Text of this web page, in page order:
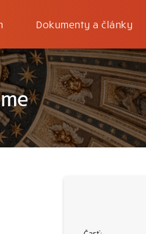
Dokumenty a články